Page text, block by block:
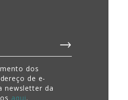
dos
de e-
newsletter da
aqui.